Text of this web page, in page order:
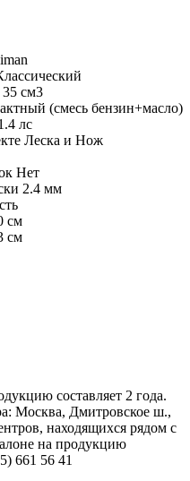
35 см3
(смесь бензин+масло)
лс
Леска и Нож
Нет
2.4 мм
см
см
составляет 2 года.
Москва, Дмитровское ш.,
находящихся рядом с
на продукцию
661 56 41